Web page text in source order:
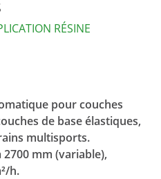
RÉSINE
pour couches
de base élastiques,
multisports.
mm (variable),
h.